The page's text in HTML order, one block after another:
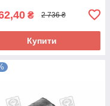
₴ 2 736 ₴
Купити